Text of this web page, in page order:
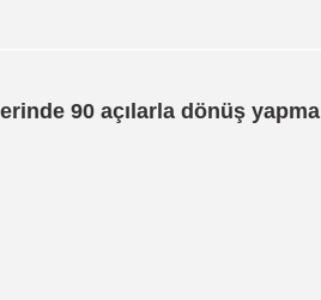
90 açılarla dönüş